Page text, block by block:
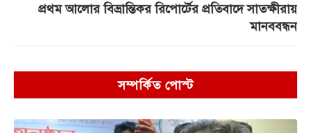
প্রথম আলোর বিভ্রান্তিকর রিপোর্টের প্রতিবাদে সাতক্ষীরায়
মানববন্ধন
সম্পর্কিত পোস্ট